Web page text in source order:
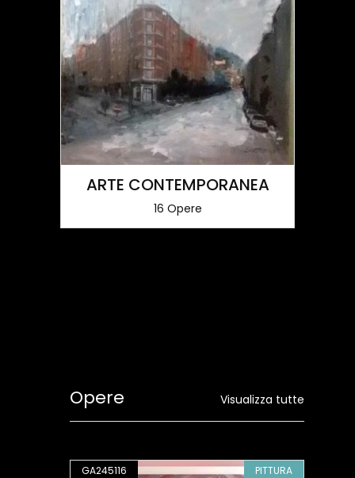
ARTE CONTEMPORANEA
16 Opere
Visualizza tutte
Opere
GA245116 PITTURA